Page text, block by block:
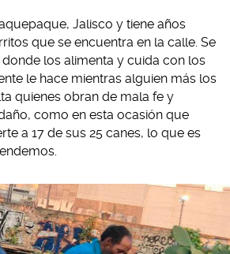
Jalisco y tiene años
que se encuentra en la calle. Se
los alimenta y cuida con los
le hace mientras alguien más los
quienes obran de mala fe y
como en esta ocasión que
a 17 de sus 25 canes, lo que es